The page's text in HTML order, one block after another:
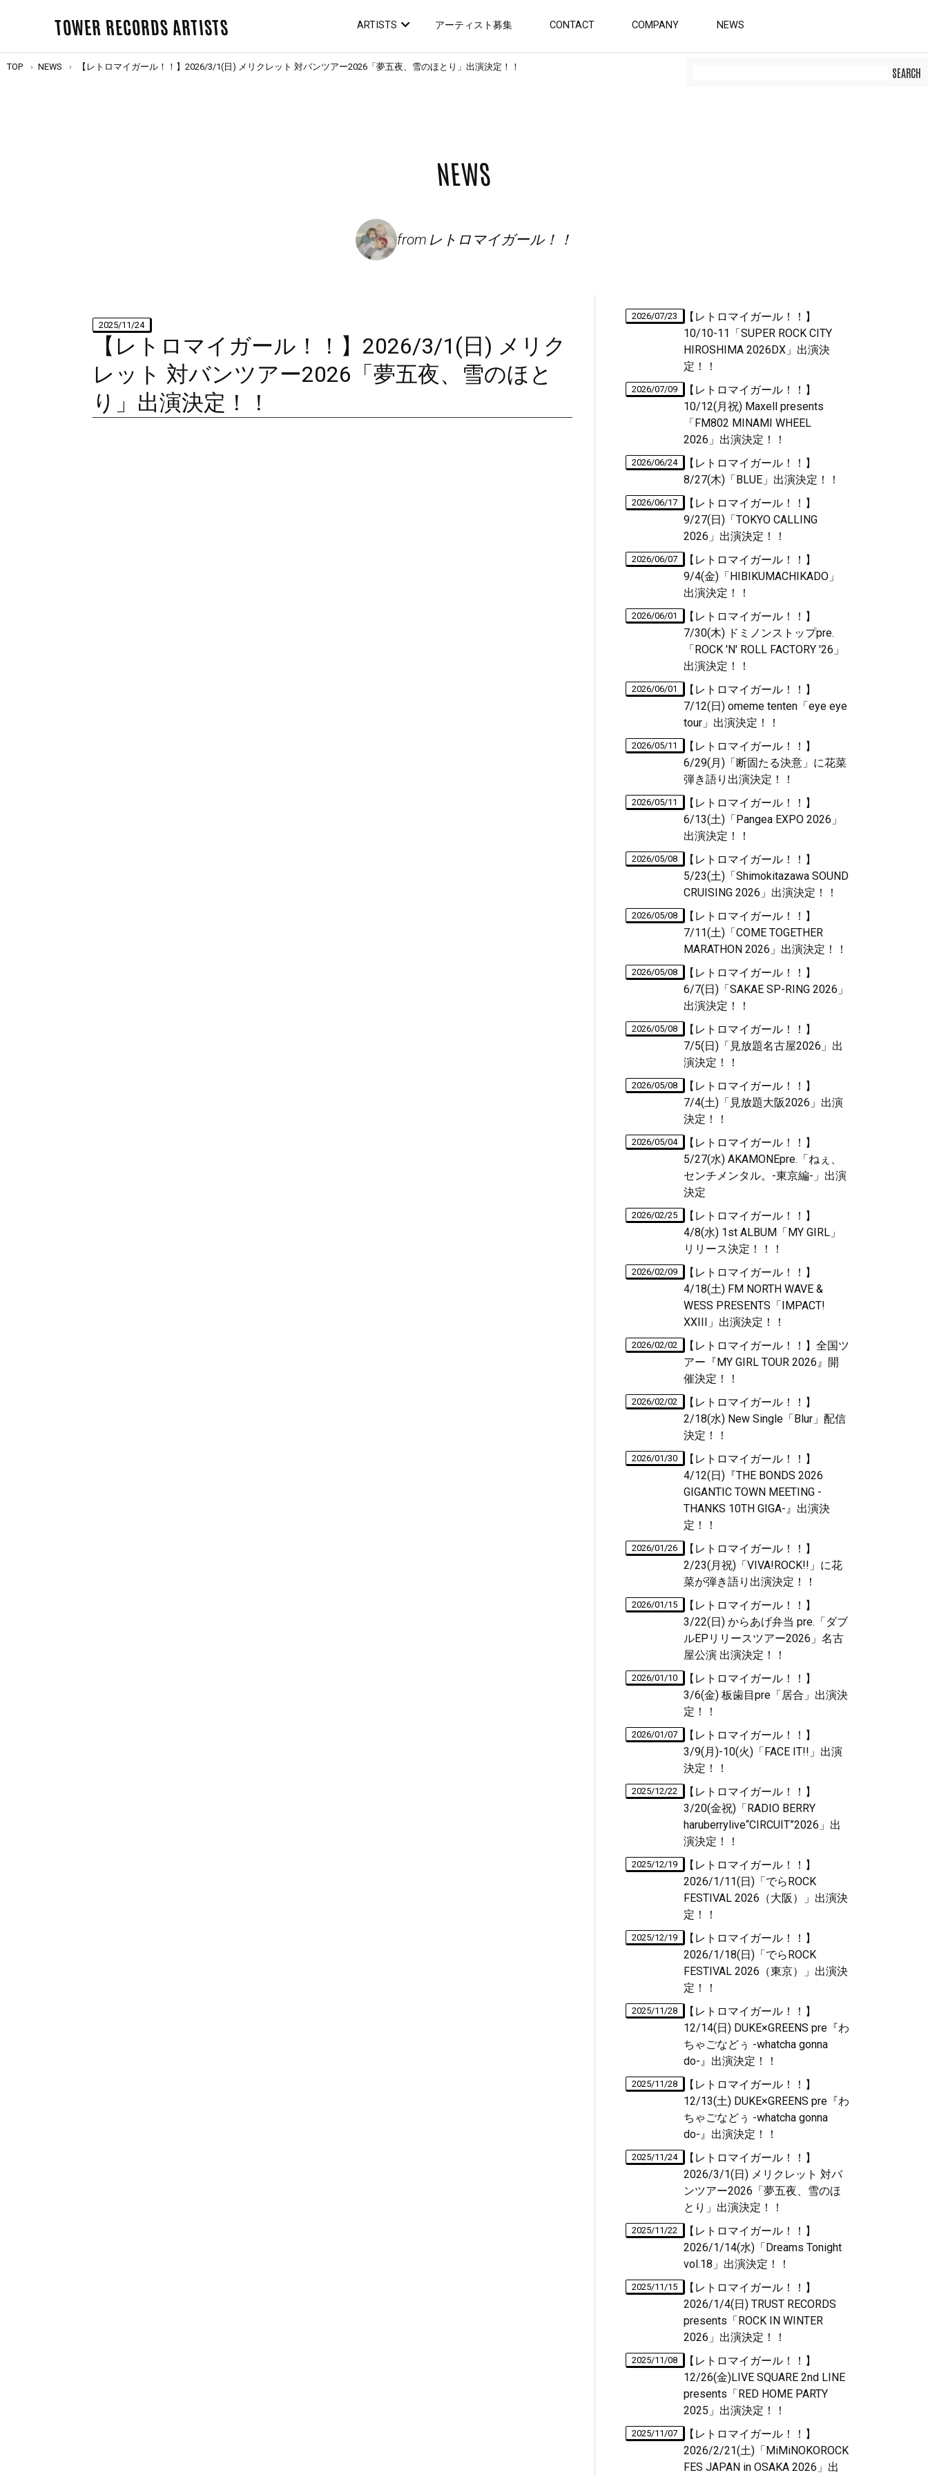
TOWER RECORDS ARTISTS ARTISTS アーティスト募集 CONTACT COMPANY NEWS
TOP NEWS 【レトロマイガール！！】2026/3/1(日) メリクレット 対バンツアー2026「夢五夜、雪のほとり」出演決定！！
NEWS
from レトロマイガール！！
2025/11/24
【レトロマイガール！！】2026/3/1(日) メリク
レット 対バンツアー2026「夢五夜、雪のほと
り」出演決定！！
2026/07/23
【レトロマイガール！！】
10/10-11「SUPER ROCK CITY
HIROSHIMA 2026DX」出演決
定！！
2026/07/09
【レトロマイガール！！】
10/12(月祝) Maxell presents
「FM802 MINAMI WHEEL
2026」出演決定！！
2026/06/24
【レトロマイガール！！】
8/27(木)「BLUE」出演決定！！
2026/06/17
【レトロマイガール！！】
9/27(日)「TOKYO CALLING
2026」出演決定！！
2026/06/07
【レトロマイガール！！】
9/4(金)「HIBIKUMACHIKADO」
出演決定！！
2026/06/01
【レトロマイガール！！】
7/30(木) ドミノンストップpre.
「ROCK 'N' ROLL FACTORY '26」
出演決定！！
2026/06/01
【レトロマイガール！！】
7/12(日) omeme tenten「eye eye
tour」出演決定！！
2026/05/11
【レトロマイガール！！】
6/29(月)「断固たる決意」に花菜
弾き語り出演決定！！
2026/05/11
【レトロマイガール！！】
6/13(土)「Pangea EXPO 2026」
出演決定！！
2026/05/08
【レトロマイガール！！】
5/23(土)「Shimokitazawa SOUND
CRUISING 2026」出演決定！！
2026/05/08
【レトロマイガール！！】
7/11(土)「COME TOGETHER
MARATHON 2026」出演決定！！
2026/05/08
【レトロマイガール！！】
6/7(日)「SAKAE SP-RING 2026」
出演決定！！
2026/05/08
【レトロマイガール！！】
7/5(日)「見放題名古屋2026」出
演決定！！
2026/05/08
【レトロマイガール！！】
7/4(土)「見放題大阪2026」出演
決定！！
2026/05/04
【レトロマイガール！！】
5/27(水) AKAMONEpre.「ねぇ、
センチメンタル。-東京編-」出演
決定
2026/02/25
【レトロマイガール！！】
4/8(水) 1st ALBUM「MY GIRL」
リリース決定！！！
2026/02/09
【レトロマイガール！！】
4/18(土) FM NORTH WAVE &
WESS PRESENTS「IMPACT!
XXIII」出演決定！！
2026/02/02
【レトロマイガール！！】全国ツ
アー『MY GIRL TOUR 2026』開
催決定！！
2026/02/02
【レトロマイガール！！】
2/18(水) New Single「Blur」配信
決定！！
2026/01/30
【レトロマイガール！！】
4/12(日)『THE BONDS 2026
GIGANTIC TOWN MEETING -
THANKS 10TH GIGA-』出演決
定！！
2026/01/26
【レトロマイガール！！】
2/23(月祝)「VIVA!ROCK!!」に花
菜が弾き語り出演決定！！
2026/01/15
【レトロマイガール！！】
3/22(日) からあげ弁当 pre.「ダブ
ルEPリリースツアー2026」名古
屋公演 出演決定！！
2026/01/10
【レトロマイガール！！】
3/6(金) 板歯目pre「居合」出演決
定！！
2026/01/07
【レトロマイガール！！】
3/9(月)-10(火)「FACE IT!!」出演
決定！！
2025/12/22
【レトロマイガール！！】
3/20(金祝)「RADIO BERRY
haruberrylive“CIRCUIT”2026」出
演決定！！
2025/12/19
【レトロマイガール！！】
2026/1/11(日)「でらROCK
FESTIVAL 2026（大阪）」出演決
定！！
2025/12/19
【レトロマイガール！！】
2026/1/18(日)「でらROCK
FESTIVAL 2026（東京）」出演決
定！！
2025/11/28
【レトロマイガール！！】
12/14(日) DUKE×GREENS pre『わ
ちゃごなどぅ -whatcha gonna
do-』出演決定！！
2025/11/28
【レトロマイガール！！】
12/13(土) DUKE×GREENS pre『わ
ちゃごなどぅ -whatcha gonna
do-』出演決定！！
2025/11/24
【レトロマイガール！！】
2026/3/1(日) メリクレット 対バ
ンツアー2026「夢五夜、雪のほ
とり」出演決定！！
2025/11/22
【レトロマイガール！！】
2026/1/14(水)「Dreams Tonight
vol.18」出演決定！！
2025/11/15
【レトロマイガール！！】
2026/1/4(日) TRUST RECORDS
presents「ROCK IN WINTER
2026」出演決定！！
2025/11/08
【レトロマイガール！！】
12/26(金)LIVE SQUARE 2nd LINE
presents「RED HOME PARTY
2025」出演決定！！
2025/11/07
【レトロマイガール！！】
2026/2/21(土)「MiMiNOKOROCK
FES JAPAN in OSAKA 2026」出